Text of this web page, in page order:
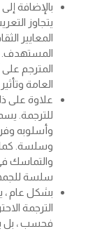
بالإضافة
يتجاوز
المعايير
المستهدف.
المترجم
العامة
علاوة على
للترجمة.
وأسلوبه
وسلسة. كما
والتماسك
سلسة
بشكل عام ،
الترجمة
فحسب ، بل